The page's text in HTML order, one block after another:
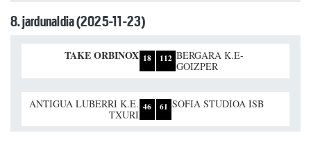
8. jardunaldia (2025-11-23)
TAKE ORBINOX 18 112 BERGARA K.E-
GOIZPER
ANTIGUA LUBERRI K.E.
TXURI
46 61 SOFIA STUDIOA ISB